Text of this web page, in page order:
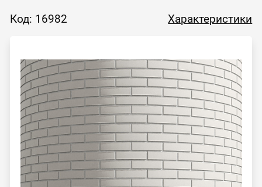
Код: 16982 Характеристики